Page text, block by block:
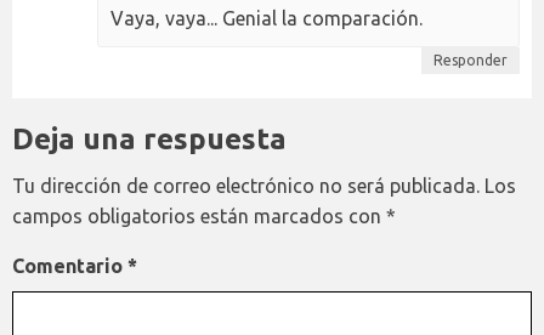
Vaya, vaya... Genial la comparación.
Responder
Deja una respuesta
Tu dirección de correo electrónico no será publicada. Los
campos obligatorios están marcados con *
Comentario *